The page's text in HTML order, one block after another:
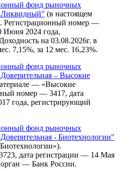
фонд рыночных
(в настоящем
Регистрационный номер —
Июня 2024 года,
на 03.08.2026г. в
7,15%, за 12 мес. 16,23%.
фонд рыночных
– Высокие
— «Высокие
номер — 3417, дата
года, регистрирующий
фонд рыночных
- Биотехнологии"
дата регистрации — 14 Мая
— Банк России.